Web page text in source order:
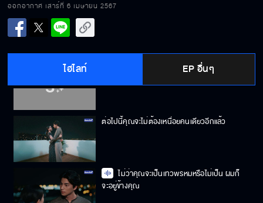
ออกอากาศ เสาร์ที่ 6 เมษายน 2567
ไฮไลท์ EP อื่นๆ
คุณชายอยู่แต่ในวัง เลยไม่รู้ว่าความยากลำบาก
ของคนอื่นเป็นยังไง
ต่อไปนี้คุณจะไม่ต้องเหนื่อยคนเดียวอีกแล้ว
ไม่ว่าคุณจะเป็นเทวพรหมหรือไม่เป็น ผมก็
จะอยู่ข้างคุณ